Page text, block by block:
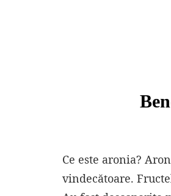
Ce este aronia?
vindecătoare.